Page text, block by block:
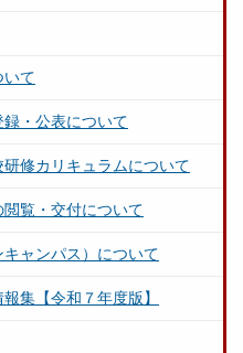
いて
録・公表について
修カリキュラムについて
覧・交付について
ャンパス）について
集【令和７年度版】